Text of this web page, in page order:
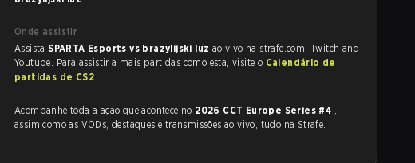
Onde assistir
AssistaSPARTA Esports vs brazylijski luz ao vivo na strafe.com, Twitch and
Youtube. Para assistir a mais partidas como esta, visite o Calendário de
partidas de CS2 .
Acompanhe toda a ação que acontece no 2026 CCT Europe Series #4 ,
assim como as VODs, destaques e transmissões ao vivo, tudo na Strafe.